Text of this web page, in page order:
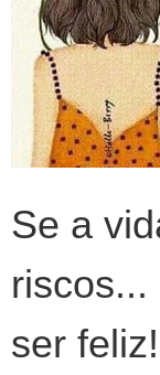
Se a
ser feliz!